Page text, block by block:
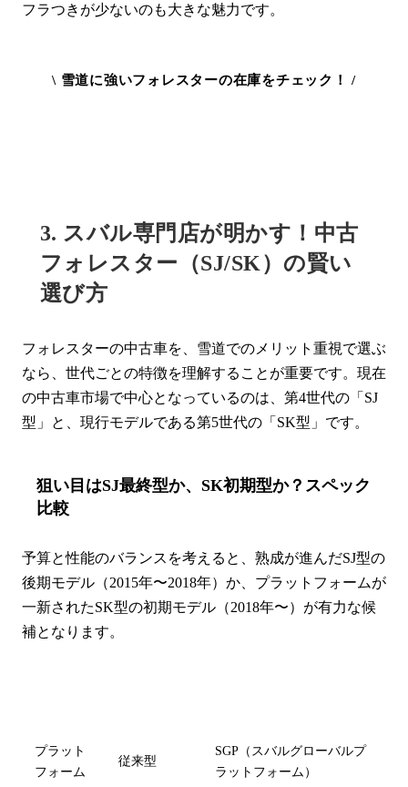
フラつきが少ないのも大きな魅力です。
\ 雪道に強いフォレスターの在庫をチェック！ /
3. スバル専門店が明かす！中古
フォレスター（SJ/SK）の賢い
選び方
フォレスターの中古車を、雪道でのメリット重視で選ぶ
なら、世代ごとの特徴を理解することが重要です。現在
の中古車市場で中心となっているのは、第4世代の「SJ
型」と、現行モデルである第5世代の「SK型」です。
狙い目はSJ最終型か、SK初期型か？スペック
比較
予算と性能のバランスを考えると、熟成が進んだSJ型の
後期モデル（2015年〜2018年）か、プラットフォームが
一新されたSK型の初期モデル（2018年〜）が有力な候
補となります。
プラット
フォーム
従来型
SGP（スバルグローバルプ
ラットフォーム）